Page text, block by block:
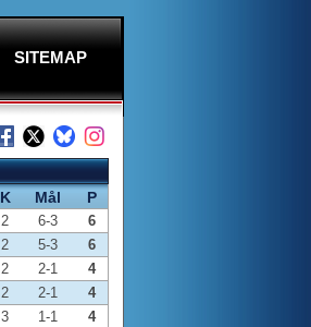
SITEMAP
K
Mål P
2 6-3
6
2 5-3
6
2 2-1
4
2 2-1
4
3 1-1
4